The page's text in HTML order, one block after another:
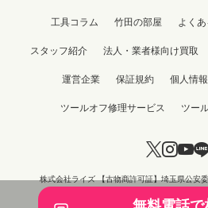
工具コラム 竹田の部屋 よく
スタッフ紹介 法人・業者様向け買取
運営企業 保証規約 個人情
ツールオフ修理サービス ツー
株式会社ライズ 【古物商許可証】埼玉県公安